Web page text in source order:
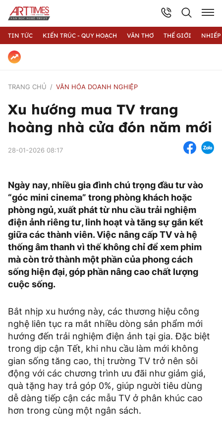
TIN TỨC KIẾN TRÚC - QUY HOẠCH VĂN THƠ THẾ GIỚI
TRANG CHỦ VĂN HÓA DOANH NGHIỆP
Xu hướng mua TV trang
hoàng nhà cửa đón năm mới
28-01-2026 08:17
Ngày nay, nhiều gia đình chú trọng đầu tư vào
“góc mini cinema” trong phòng khách hoặc
phòng ngủ, xuất phát từ nhu cầu trải nghiệm
điện ảnh riêng tư, linh hoạt và tăng sự gắn kết
giữa các thành viên. Việc nâng cấp TV và hệ
thống âm thanh vì thế không chỉ để xem phim
mà còn trở thành một phần của phong cách
sống hiện đại, góp phần nâng cao chất lượng
cuộc sống.
Bắt nhịp xu hướng này, các thương hiệu công
nghệ liên tục ra mắt nhiều dòng sản phẩm mới
hướng đến trải nghiệm điện ảnh tại gia. Đặc biệt
trong dịp cận Tết, khi nhu cầu làm mới không
gian sống tăng cao, thị trường TV trở nên sôi
động với các chương trình ưu đãi như giảm giá,
quà tặng hay trả góp 0%, giúp người tiêu dùng
dễ dàng tiếp cận các mẫu TV ở phân khúc cao
hơn trong cùng một ngân sách.